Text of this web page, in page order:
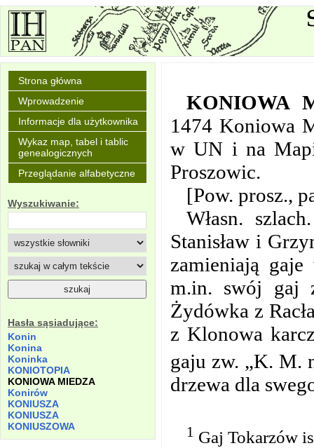
Strona główna
Wprowadzenie
Informacje dla użytkownika
Wykaz map, tabel i tablic
genealogicznych
Przeglądanie alfabetyczne
Wyszukiwanie:
Hasła sąsiadujące:
Konin
Konina
Koninka
KONIOTOPIA
KONIOWA MIEDZA
Konirów
KONIUSZA
KONIUSZA
KONIUSZOWA
KONIOWA
1474 Koniowa
w UN i na
Proszowic.
[Pow. prosz.,
Własn.
Stanisław i
zamieniają
m.in. swój gaj
Żydówka z
z Klonowa
gaju zw. „K. M.
drzewa dla
1 Gaj Tokarzów